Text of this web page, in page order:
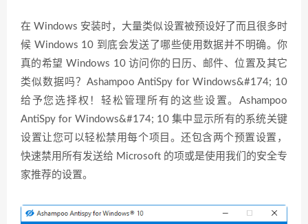
在 Windows 安装时，大量类似设置被预设好了而且很多时
候 Windows 10 到底会发送了哪些使用数据并不明确。你
真的希望 Windows 10 访问你的日历、邮件、位置及其它
类似数据吗？Ashampoo AntiSpy for Windows&#174; 10
给予您选择权！轻松管理所有的这些设置。Ashampoo
AntiSpy for Windows&#174; 10 集中显示所有的系统关键
设置让您可以轻松禁用每个项目。还包含两个预置设置，
快速禁用所有发送给 Microsoft 的项或是使用我们的安全专
家推荐的设置。